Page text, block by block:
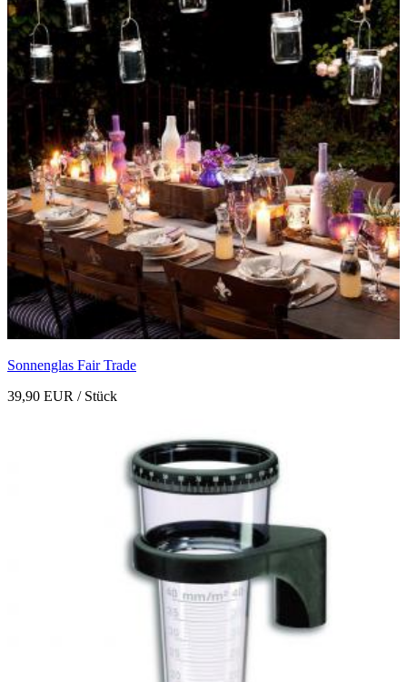
Sonnenglas Fair Trade
39,90 EUR / Stück